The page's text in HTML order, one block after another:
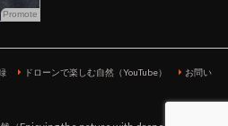
Promote
ドローンで楽しむ自然（YouTube）
お問い